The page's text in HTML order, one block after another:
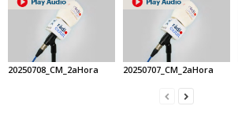
20250708_CM_2aHora 20250707_CM_2aHora